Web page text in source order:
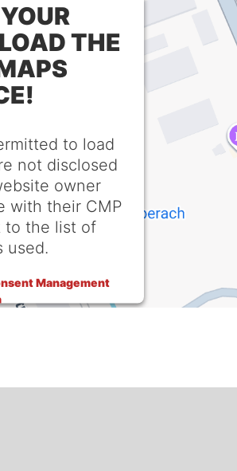
THE
to load
not disclosed
owner
with their CMP
to the list of
used.
Management